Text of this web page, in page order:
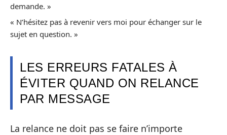
demande. »
« N’hésitez pas à revenir vers moi pour échanger sur le
sujet en question. »
LES ERREURS FATALES À
ÉVITER QUAND ON RELANCE
PAR MESSAGE
La relance ne doit pas se faire n’importe